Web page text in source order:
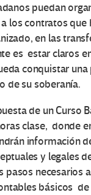
puedan
los contratos que
en las
es estar claros
conquistar
de su soberanía.
de un Curso
clase, donde
información
y legales
necesarios
básicos